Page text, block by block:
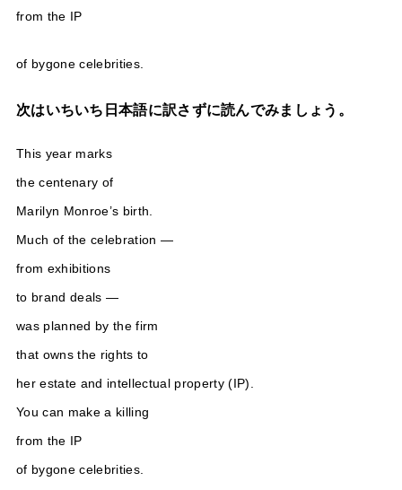
from the IP
of bygone celebrities.
次はいちいち日本語に訳さずに読んでみましょう。
This year marks
the centenary of
Marilyn Monroe’s birth.
Much of the celebration —
from exhibitions
to brand deals —
was planned by the firm
that owns the rights to
her estate and intellectual property (IP).
You can make a killing
from the IP
of bygone celebrities.